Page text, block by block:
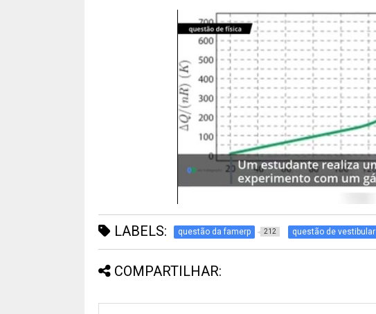
LABELS: questão da famerp 212 questão de vestibular
COMPARTILHAR: